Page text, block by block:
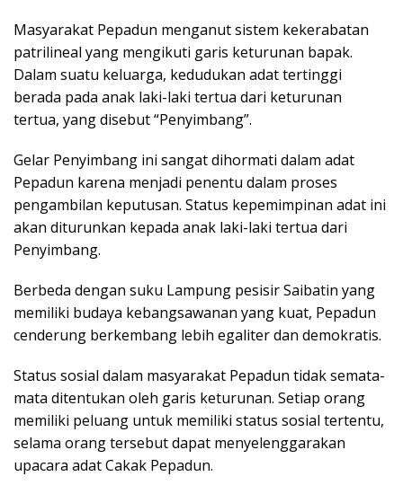
Masyarakat Pepadun menganut sistem kekerabatan
patrilineal yang mengikuti garis keturunan bapak.
Dalam suatu keluarga, kedudukan adat tertinggi
berada pada anak laki-laki tertua dari keturunan
tertua, yang disebut “Penyimbang”.
Gelar Penyimbang ini sangat dihormati dalam adat
Pepadun karena menjadi penentu dalam proses
pengambilan keputusan. Status kepemimpinan adat ini
akan diturunkan kepada anak laki-laki tertua dari
Penyimbang.
Berbeda dengan suku Lampung pesisir Saibatin yang
memiliki budaya kebangsawanan yang kuat, Pepadun
cenderung berkembang lebih egaliter dan demokratis.
Status sosial dalam masyarakat Pepadun tidak semata-
mata ditentukan oleh garis keturunan. Setiap orang
memiliki peluang untuk memiliki status sosial tertentu,
selama orang tersebut dapat menyelenggarakan
upacara adat Cakak Pepadun.